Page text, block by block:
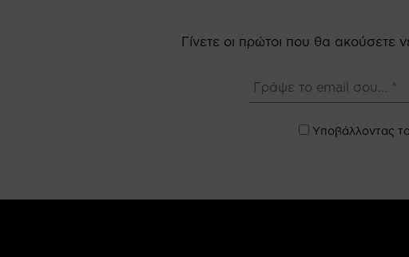
Γίνετε οι πρώτοι που θα ακούσετε
Υποβάλλοντας